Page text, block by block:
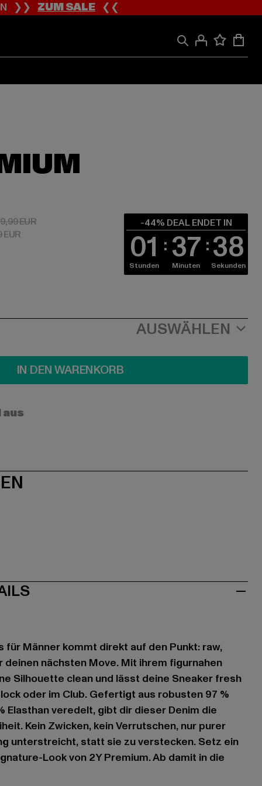
❯❯ZUM SALE❮❮
EUR
EURAktionspreis: 49,99 EUR
-44% DEAL ENDET IN
01
Stunden 37
Minuten 38
Sekunden
AUSWÄHLEN
IN DEN WARENKORB
für Männer kommt direkt auf den Punkt: raw,
nächsten Move. Mit ihrem figurnahen
Silhouette clean und lässt deine Sneaker fresh
oder im Club. Gefertigt aus robusten 97 %
Elasthan veredelt, gibt dir dieser Denim die
Kein Zwicken, kein Verrutschen, nur purer
unterstreicht, statt sie zu verstecken. Setz ein
Look von 2Y Premium. Ab damit in die